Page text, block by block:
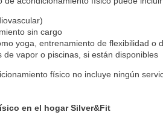
sin cargo
yoga, entrenamiento de flexibilidad o
de vapor o piscinas, si están disponibles
físico no incluye ningún
en el hogar Silver&Fit